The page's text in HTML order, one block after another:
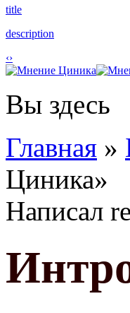
title
description
‹›
Вы здесь
Главная »
Циника»
Написал